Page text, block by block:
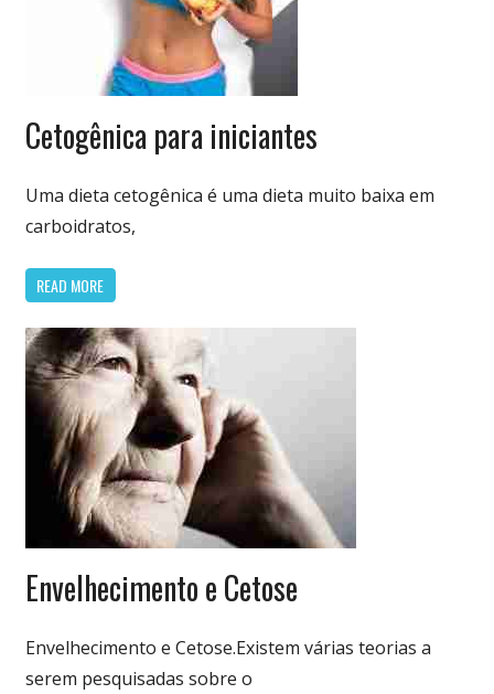
Cetogênica
& Low Carb
Cetogênica para iniciantes
Uma dieta cetogênica é uma dieta muito baixa em
carboidratos,
READ MORE
Cetogênica
Envelhecimento e Cetose
Envelhecimento e Cetose.Existem várias teorias a
serem pesquisadas sobre o